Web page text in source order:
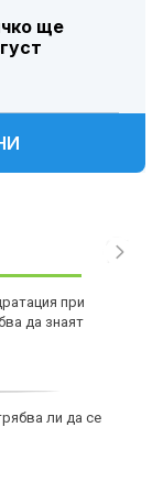
ще
при
да знаят
ли да се